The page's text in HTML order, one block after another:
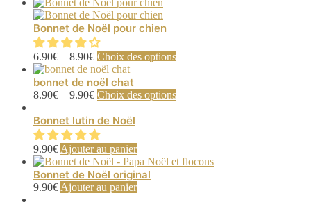
Bonnet de Noël pour chien
6.90€ – 8.90€ Choix des optionsCe
plusieurs
être
choisies
bonnet de noël chat
8.90€ – 9.90€ Choix des optionsCe
Les
options
Bonnet lutin de Noël
9.90€ Ajouter au panier
Bonnet de Noël original
9.90€ Ajouter au panier